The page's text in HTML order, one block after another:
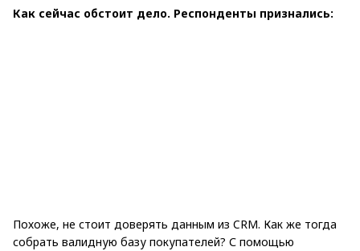
Как сейчас обстоит дело. Респонденты признались:
Похоже, не стоит доверять данным из CRM. Как же тогда
собрать валидную базу покупателей? С помощью